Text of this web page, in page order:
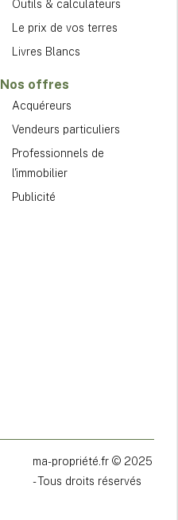
Outils & calculateurs
Le prix de vos terres
Livres Blancs
Nos offres
Acquéreurs
Vendeurs particuliers
Professionnels de
l'immobilier
Publicité
ma-propriété.fr © 2025
- Tous droits réservés